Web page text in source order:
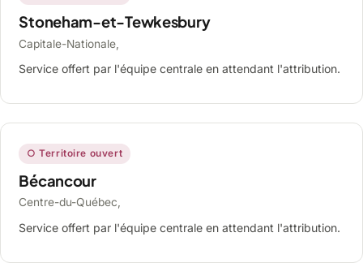
Stoneham-et-Tewkesbury
Capitale-Nationale,
Service offert par l'équipe centrale en attendant l'attribution.
○ Territoire ouvert
Bécancour
Centre-du-Québec,
Service offert par l'équipe centrale en attendant l'attribution.